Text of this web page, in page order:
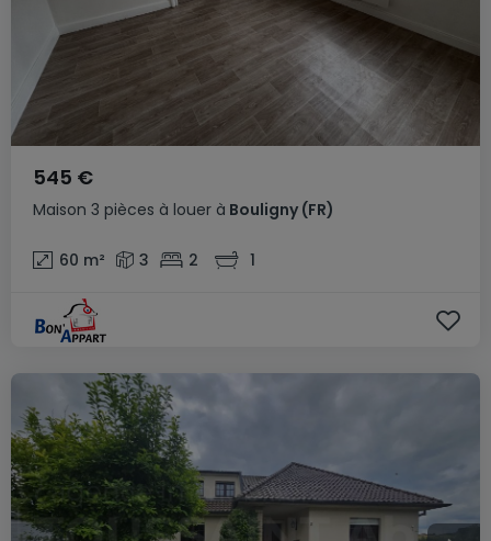
Maison 3 pièces à louer à Bouligny (FR)
545 €
60 m² 3 2 1